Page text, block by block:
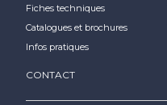
Fiches techniques
Catalogues et brochures
Infos pratiques
CONTACT